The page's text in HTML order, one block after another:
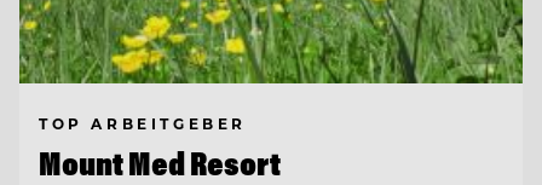
TOP ARBEITGEBER
Mount Med Resort